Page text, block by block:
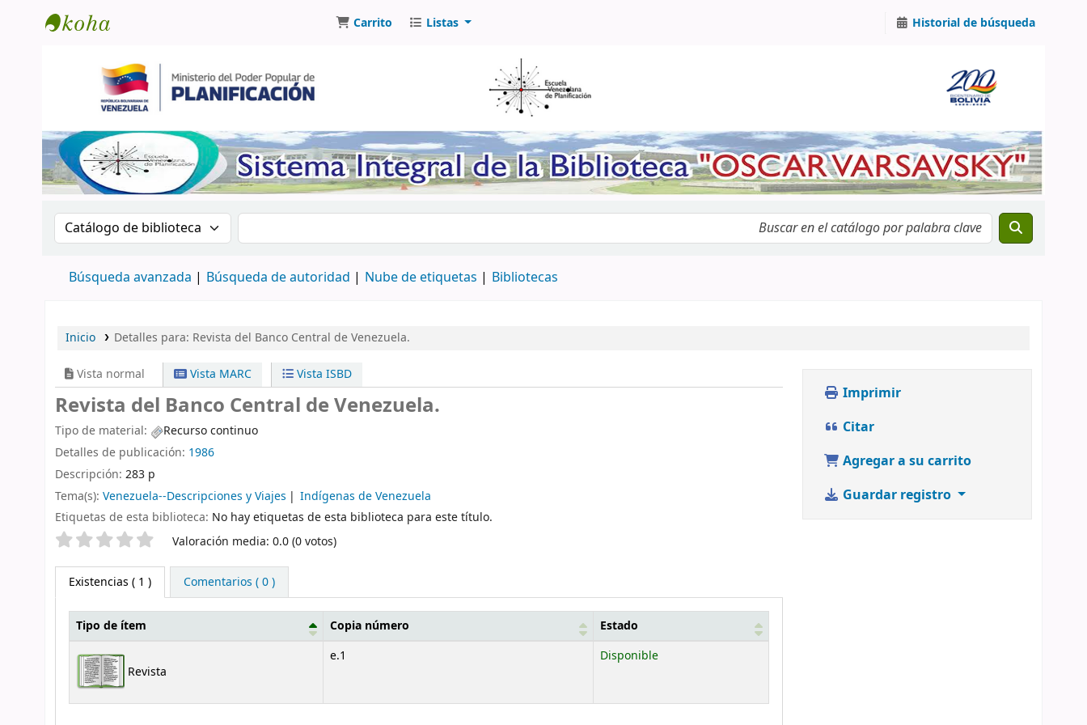
Carrito Listas Historial de búsqueda
Buscar en el catálogo por:Buscar en el catálogo por palabra clave
Búsqueda avanzada Búsqueda de autoridad Nube de etiquetas Bibliotecas
Inicio Detalles para: Revista del Banco Central de Venezuela.
Vista normal Vista MARC Vista ISBD
Revista del Banco Central de Venezuela.
Tipo de material:
Recurso continuo
Detalles de publicación: 1986
Descripción: 283 p
Tema(s): Venezuela--Descripciones y Viajes
Indígenas de Venezuela
Etiquetas de esta biblioteca: No hay etiquetas de esta biblioteca para este título.
Valoración Valoración media: 0.0 (0 votos)
Existencias ( 1 ) Comentarios ( 0 )
Existencias
Tipo de ítem Copia número Estado
Revista
e.1 Disponible
Imprimir
Citar
Agregar a su carrito
Guardar registro